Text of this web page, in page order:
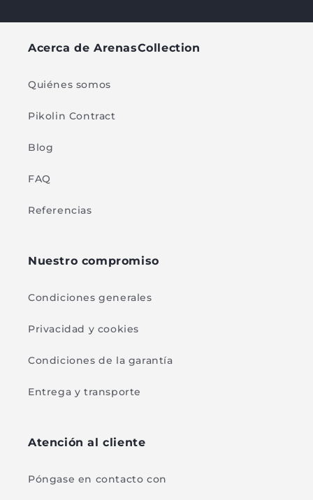
Acerca de ArenasCollection
Quiénes somos
Pikolin Contract
Blog
FAQ
Referencias
Nuestro compromiso
Condiciones generales
Privacidad y cookies
Condiciones de la garantía
Entrega y transporte
Atención al cliente
Póngase en contacto con